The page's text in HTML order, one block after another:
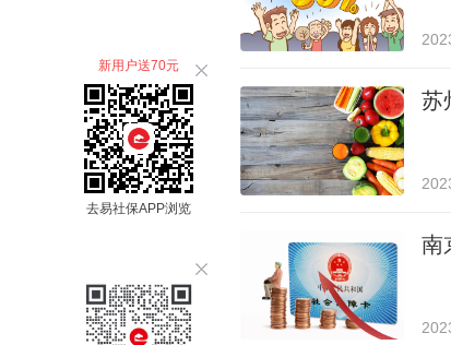
新用户送70元
去易社保APP浏览
苏
南